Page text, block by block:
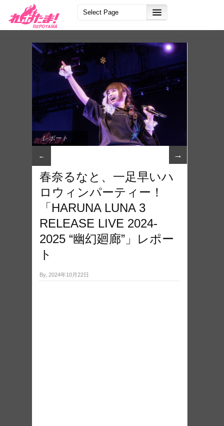
レポート
← →
春奈るなと、一足早いハ
ロウィンパーティー！
「HARUNA LUNA 3
RELEASE LIVE 2024-
2025 “幽幻廻廊”」レポー
ト
By, 2024年10月22日